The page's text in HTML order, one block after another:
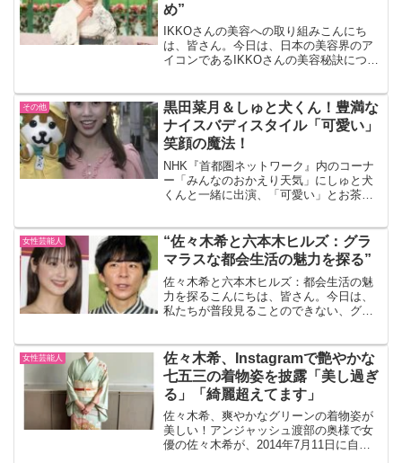
め”
IKKOさんの美容への取り組みこんにち
は、皆さん。今日は、日本の美容界のア
イコンであるIKKOさんの美容秘訣につい
知られていますが、その秘訣は何でしょ
うか？それは、母...
その他
黒田菜月＆しゅと犬くん！豊満な
ナイスバディスタイル「可愛い」
笑顔の魔法！
NHK『首都圏ネットワーク』内のコーナ
ー「みんなのおかえり天気」にしゅと犬
くんと一緒に出演、「可愛い」とお茶の
めてみました♪ 黒田菜月さんのプロフィ
ール 名前: 黒田菜...
女性芸能人
“佐々木希と六本木ヒルズ：グラ
マラスな都会生活の魅力を探る”
佐々木希と六本木ヒルズ：都会生活の魅
力を探るこんにちは、皆さん。今日は、
私たちが普段見ることのできない、グラ
り女優の佐々木希さんと、東京のランド
マークである六本木ヒルズ...
女性芸能人
佐々木希、Instagramで艶やかな
七五三の着物姿を披露「美し過ぎ
る」「綺麗超えてます」
佐々木希、爽やかなグリーンの着物姿が
美しい！アンジャッシュ渡部の奥様で女
優の佐々木希が、2014年7月11日に自身